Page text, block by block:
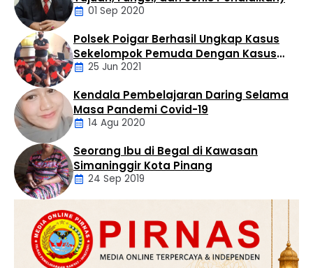
Artikel
01 Sep 2020
Daerah
Polsek Poigar Berhasil Ungkap Kasus
Sekelompok Pemuda Dengan Kasus
Pencabulan
25 Jun 2021
Artikel
Kendala Pembelajaran Daring Selama
Masa Pandemi Covid-19
14 Agu 2020
Daerah
Hukum
Kriminal
Labusel
Seorang Ibu di Begal di Kawasan
Simaninggir Kota Pinang
24 Sep 2019